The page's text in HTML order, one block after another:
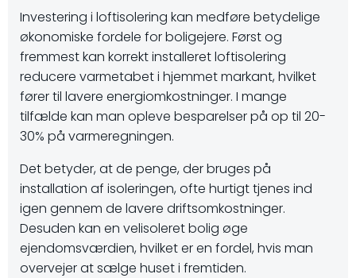
Investering i loftisolering kan medføre betydelige
økonomiske fordele for boligejere. Først og
fremmest kan korrekt installeret loftisolering
reducere varmetabet i hjemmet markant, hvilket
fører til lavere energiomkostninger. I mange
tilfælde kan man opleve besparelser på op til 20-
30% på varmeregningen.
Det betyder, at de penge, der bruges på
installation af isoleringen, ofte hurtigt tjenes ind
igen gennem de lavere driftsomkostninger.
Desuden kan en velisoleret bolig øge
ejendomsværdien, hvilket er en fordel, hvis man
overvejer at sælge huset i fremtiden.